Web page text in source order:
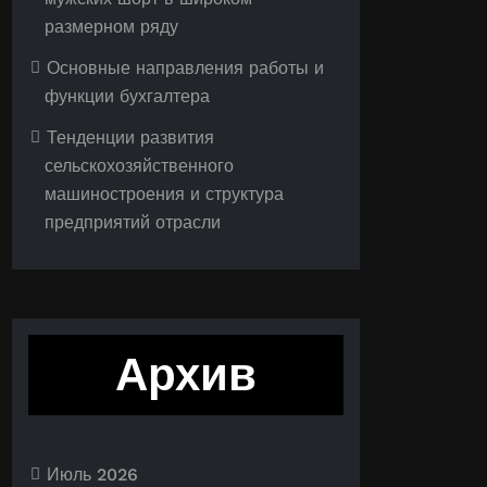
размерном ряду
Основные направления работы и
функции бухгалтера
Тенденции развития
сельскохозяйственного
машиностроения и структура
предприятий отрасли
Архив
Июль 2026